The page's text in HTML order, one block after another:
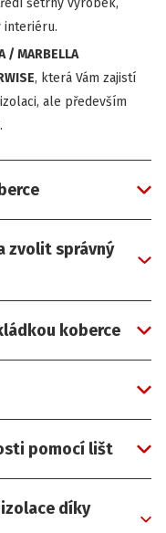
šetrný výrobek,
interiéru.
/ MARBELLA
, která Vám zajistí
ale především
zvolit správný
koberce
pomocí lišt
díky